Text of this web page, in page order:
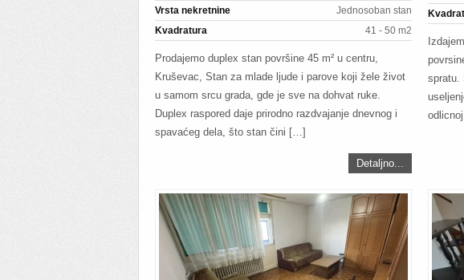
Vrsta nekretnine
Jednosoban stan
Kvadratura
41 - 50 m2
Prodajemo duplex stan površine 45 m² u centru,
Kruševac, Stan za mlade ljude i parove koji žele život
u samom srcu grada, gde je sve na dohvat ruke.
Duplex raspored daje prirodno razdvajanje dnevnog i
spavaćeg dela, što stan čini […]
Detaljno...
spratu.